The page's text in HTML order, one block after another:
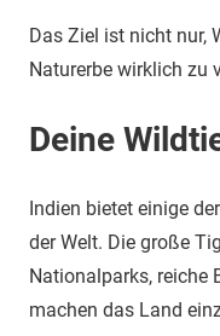
Das Ziel ist nicht nur,
Naturerbe wirklich zu
Deine
Indien bietet einige
der Welt. Die große
Nationalparks, reiche
machen das Land